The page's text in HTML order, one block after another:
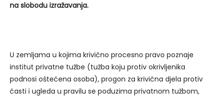
na slobodu izražavanja.
U zemljama u kojima krivično procesno pravo poznaje
institut privatne tužbe (tužba koju protiv okrivljenika
podnosi oštećena osoba), progon za krivična djela protiv
časti i ugleda u pravilu se poduzima privatnom tužbom,